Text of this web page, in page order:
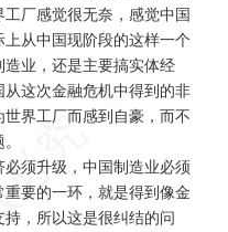
厂感觉很无奈，感觉中国
从中国现阶段的这样一个
业，还是主要搞实体经
这次金融危机中得到的非
界工厂而感到自豪，而不
须升级，中国制造业必须
要的一环，就是得到像金
，所以这是很纠结的问